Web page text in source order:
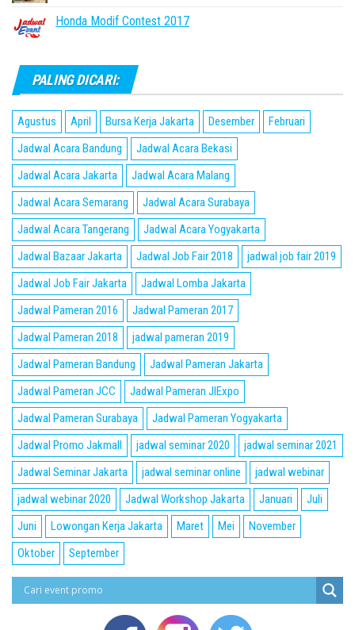
Honda Modif Contest 2017
PALING DICARI:
Agustus April Bursa Kerja Jakarta Desember
Februari
Jadwal Acara Bandung
Jadwal Acara Bekasi
Jadwal Acara Jakarta
Jadwal Acara Malang
Jadwal Acara Semarang
Jadwal Acara Surabaya
Jadwal Acara Tangerang
Jadwal Acara Yogyakarta
Jadwal Bazaar Jakarta
Jadwal Job Fair 2018
jadwal job fair 2019
Jadwal Job Fair Jakarta
Jadwal Lomba Jakarta
Jadwal Pameran 2016
Jadwal Pameran 2017
Jadwal Pameran 2018
jadwal pameran 2019
Jadwal Pameran Bandung
Jadwal Pameran Jakarta
Jadwal Pameran JCC
Jadwal Pameran JIExpo
Jadwal Pameran Surabaya
Jadwal Pameran Yogyakarta
Jadwal Promo Jakmall
jadwal seminar 2020
jadwal seminar 2021
Jadwal Seminar Jakarta
jadwal seminar online
jadwal webinar
jadwal webinar 2020
Jadwal Workshop Jakarta Januari
Juli
Juni
Lowongan Kerja Jakarta Maret Mei
November
Oktober
September